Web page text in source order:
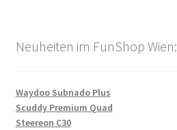
Neuheiten im FunShop Wien:
Waydoo Subnado Plus
Scuddy Premium Quad
Steereon C30